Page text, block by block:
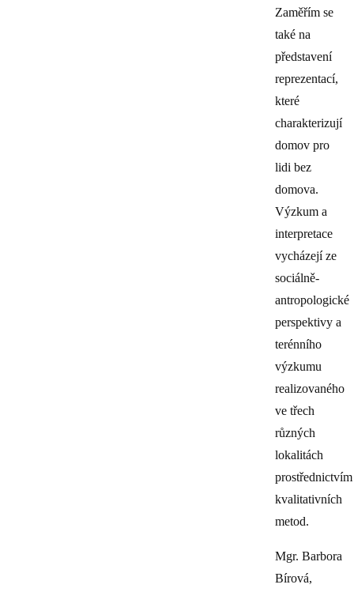
Zaměřím se
také na
představení
reprezentací,
které
charakterizují
domov pro
lidi bez
domova.
Výzkum a
interpretace
vycházejí ze
sociálně-
antropologické
perspektivy a
terénního
výzkumu
realizovaného
ve třech
různých
lokalitách
prostřednictvím
kvalitativních
metod.
Mgr. Barbora
Bírová,